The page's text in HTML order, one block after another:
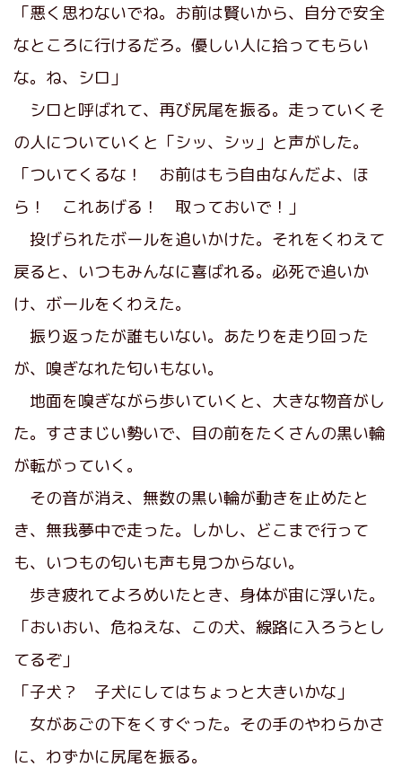
「悪く思わないでね。お前は賢いから、自分で安全
なところに行けるだろ。優しい人に拾ってもらい
な。ね、シロ」
シロと呼ばれて、再び尻尾を振る。走っていくそ
の人についていくと「シッ、シッ」と声がした。
「ついてくるな！ お前はもう自由なんだよ、ほ
ら！ これあげる！ 取っておいで！」
投げられたボールを追いかけた。それをくわえて
戻ると、いつもみんなに喜ばれる。必死で追いか
け、ボールをくわえた。
振り返ったが誰もいない。あたりを走り回った
が、嗅ぎなれた匂いもない。
地面を嗅ぎながら歩いていくと、大きな物音がし
た。すさまじい勢いで、目の前をたくさんの黒い輪
が転がっていく。
その音が消え、無数の黒い輪が動きを止めたと
き、無我夢中で走った。しかし、どこまで行って
も、いつもの匂いも声も見つからない。
歩き疲れてよろめいたとき、身体が宙に浮いた。
「おいおい、危ねえな、この犬、線路に入ろうとし
てるぞ」
「子犬？ 子犬にしてはちょっと大きいかな」
女があごの下をくすぐった。その手のやわらかさ
に、わずかに尻尾を振る。